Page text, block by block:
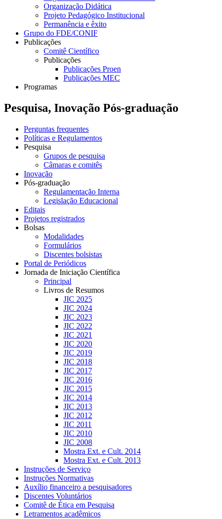
Organização Didática
Projeto Pedagógico Institucional
Permanência e êxito
Grupo do FDE/CONIF
Publicações
Comitê Científico
Publicações
Publicações Proen
Publicações MEC
Programas
Pesquisa, Inovação Pós-graduação
Perguntas frequentes
Políticas e Regulamentos
Pesquisa
Grupos de pesquisa
Câmaras e comitês
Inovação
Pós-graduação
Regulamentação Interna
Legislação Educacional
Editais
Projetos registrados
Bolsas
Modalidades
Formulários
Discentes bolsistas
Portal de Periódicos
Jornada de Iniciação Científica
Principal
Livros de Resumos
JIC 2025
JIC 2024
JIC 2023
JIC 2022
JIC 2021
JIC 2020
JIC 2019
JIC 2018
JIC 2017
JIC 2016
JIC 2015
JIC 2014
JIC 2013
JIC 2012
JIC 2011
JIC 2010
JIC 2008
Mostra Ext. e Cult. 2014
Mostra Ext. e Cult. 2013
Instruções de Serviço
Instruções Normativas
Auxílio financeiro a pesquisadores
Discentes Voluntários
Comitê de Ética em Pesquisa
Letramentos acadêmicos